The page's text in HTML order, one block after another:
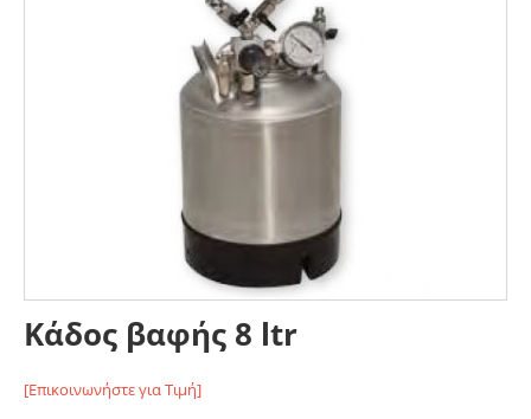
Κάδος βαφής 8 ltr
[Επικοινωνήστε για Τιμή]